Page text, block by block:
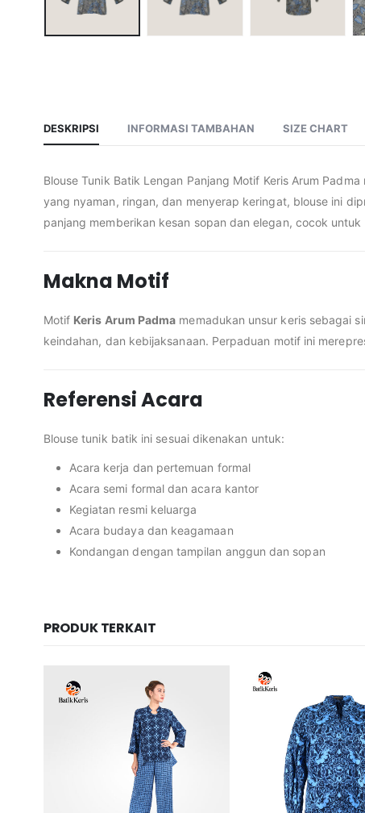
DESKRIPSI INFORMASI TAMBAHAN SIZE CHART
Blouse Tunik Batik Lengan Panjang Motif Keris Arum
yang nyaman, ringan, dan menyerap keringat, blouse ini
panjang memberikan kesan sopan dan elegan, cocok
Makna Motif
Motif Keris Arum Padma memadukan unsur keris sebagai
keindahan, dan kebijaksanaan. Perpaduan motif ini
Referensi Acara
Blouse tunik batik ini sesuai dikenakan untuk:
Acara kerja dan pertemuan formal
Acara semi formal dan acara kantor
Kegiatan resmi keluarga
Acara budaya dan keagamaan
Kondangan dengan tampilan anggun dan sopan
PRODUK TERKAIT